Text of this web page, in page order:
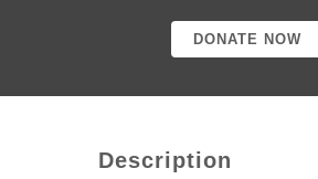
DONATE NOW
Description